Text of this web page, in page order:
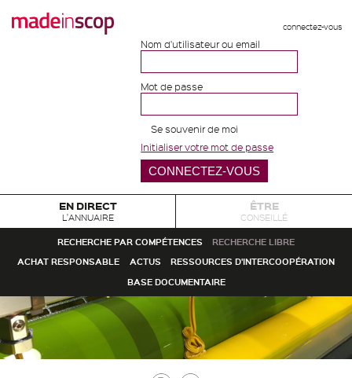
connectez-vous
Nom d'utilisateur ou email
Mot de passe
Se souvenir de moi
Initialiser votre mot de passe
EN DIRECT
L'ANNUAIRE
ÊTRE
CONSEILLÉ
RECHERCHE PAR COMPÉTENCES
RECHERCHE LIBRE
ACHAT RESPONSABLE
ACTUS
RESSOURCES D'INTERCOOPÉRATION
BASE DOCUMENTAIRE